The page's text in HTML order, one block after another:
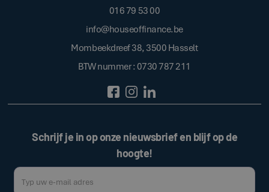
016 79 53 00
info@houseoffinance.be
Mombeekdreef 38, 3500 Hasselt
BTW nummer : 0730 787 211
Schrijf je in op onze nieuwsbrief en blijf op de
hoogte!